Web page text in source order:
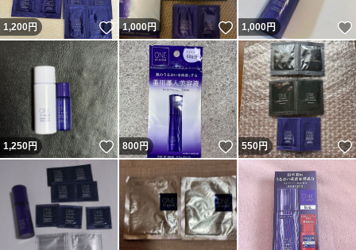
1,200円 いいね！
1,000円 いいね！
1,000円
1,250円 いいね！
800円 いいね！
550円